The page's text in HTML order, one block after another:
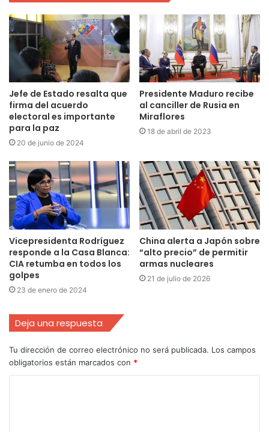
Jefe de Estado resalta que
firma del acuerdo
electoral es importante
para la paz
20 de junio de 2024
Presidente Maduro recibe
al canciller de Rusia en
Miraflores
18 de abril de 2023
Vicepresidenta Rodríguez
responde a la Casa Blanca:
CIA retumba en todos los
golpes
23 de enero de 2024
China alerta a Japón sobre
“alto precio” de permitir
armas nucleares
21 de julio de 2026
Deja una respuesta
Tu dirección de correo electrónico no será publicada. Los campos
obligatorios están marcados con *